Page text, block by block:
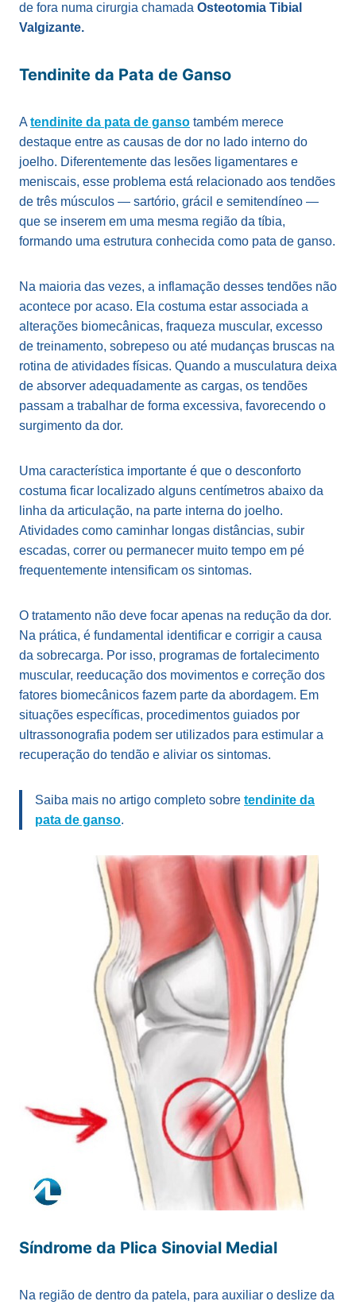
de fora numa cirurgia chamada Osteotomia Tibial
Valgizante.
Tendinite da Pata de Ganso
A tendinite da pata de ganso também merece
destaque entre as causas de dor no lado interno do
joelho. Diferentemente das lesões ligamentares e
meniscais, esse problema está relacionado aos tendões
de três músculos — sartório, grácil e semitendíneo —
que se inserem em uma mesma região da tíbia,
formando uma estrutura conhecida como pata de ganso.
Na maioria das vezes, a inflamação desses tendões não
acontece por acaso. Ela costuma estar associada a
alterações biomecânicas, fraqueza muscular, excesso
de treinamento, sobrepeso ou até mudanças bruscas na
rotina de atividades físicas. Quando a musculatura deixa
de absorver adequadamente as cargas, os tendões
passam a trabalhar de forma excessiva, favorecendo o
surgimento da dor.
Uma característica importante é que o desconforto
costuma ficar localizado alguns centímetros abaixo da
linha da articulação, na parte interna do joelho.
Atividades como caminhar longas distâncias, subir
escadas, correr ou permanecer muito tempo em pé
frequentemente intensificam os sintomas.
O tratamento não deve focar apenas na redução da dor.
Na prática, é fundamental identificar e corrigir a causa
da sobrecarga. Por isso, programas de fortalecimento
muscular, reeducação dos movimentos e correção dos
fatores biomecânicos fazem parte da abordagem. Em
situações específicas, procedimentos guiados por
ultrassonografia podem ser utilizados para estimular a
recuperação do tendão e aliviar os sintomas.
Saiba mais no artigo completo sobre tendinite da
pata de ganso.
Síndrome da Plica Sinovial Medial
Na região de dentro da patela, para auxiliar o deslize da